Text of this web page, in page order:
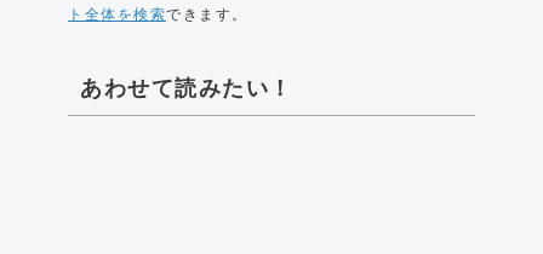
ト全体を検索できます。
あわせて読みたい！